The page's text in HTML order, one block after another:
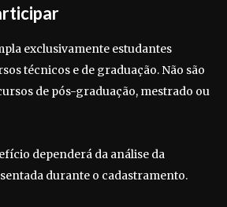
exclusivamente estudantes
técnicos e de graduação. Não são
de pós-graduação, mestrado ou
dependerá da análise da
durante o cadastramento.